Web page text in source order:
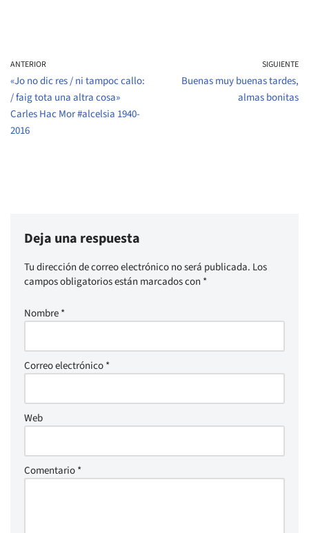
ANTERIOR
«Jo no dic res / ni tampoc callo:
/ faig tota una altra cosa»
Carles Hac Mor #alcelsia 1940-
2016
SIGUIENTE
Buenas muy buenas tardes,
almas bonitas
Deja una respuesta
Tu dirección de correo electrónico no será publicada. Los
campos obligatorios están marcados con *
Nombre*
Correo electrónico*
Web
Comentario*